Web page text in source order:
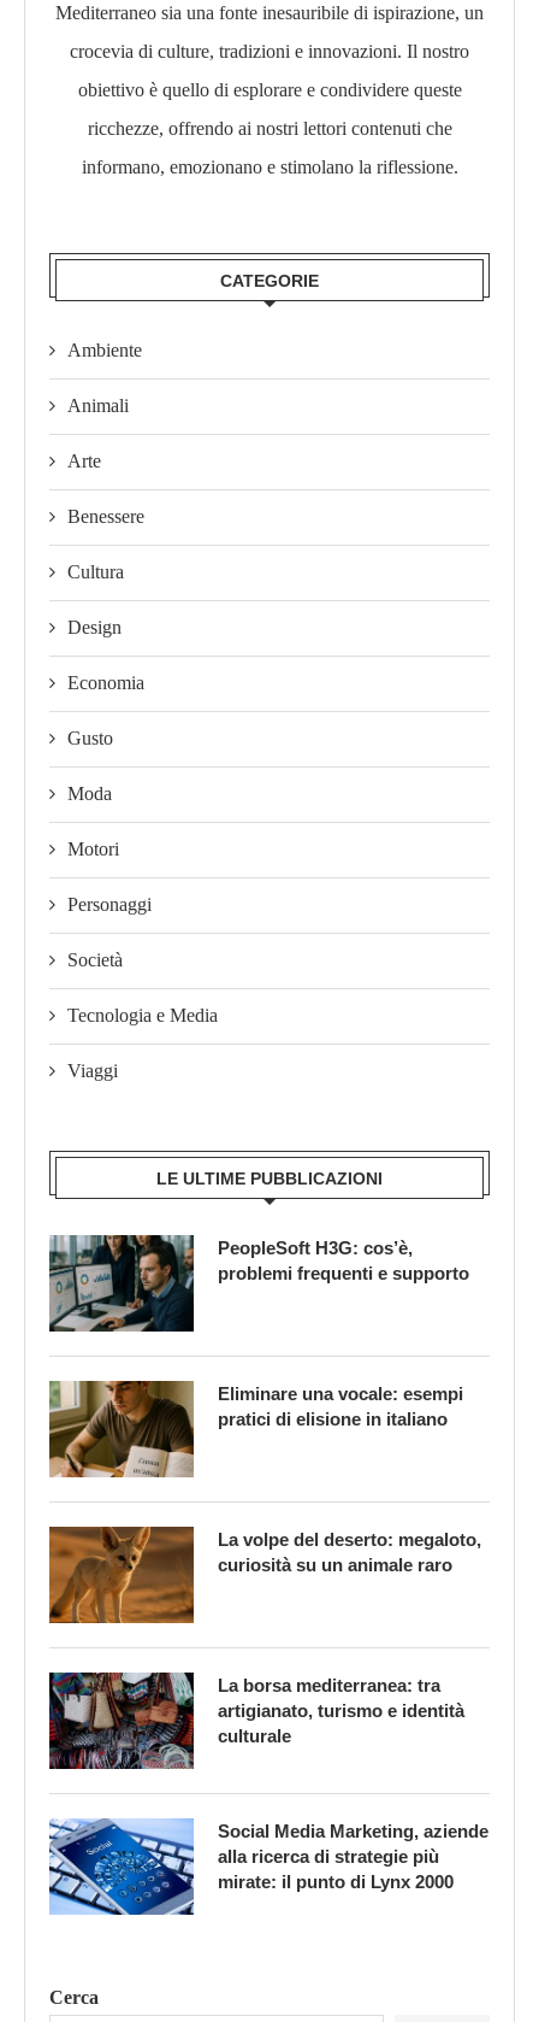
Mediterraneo sia una fonte inesauribile di ispirazione, un
crocevia di culture, tradizioni e innovazioni. Il nostro
obiettivo è quello di esplorare e condividere queste
ricchezze, offrendo ai nostri lettori contenuti che
informano, emozionano e stimolano la riflessione.​
CATEGORIE
Ambiente
Animali
Arte
Benessere
Cultura
Design
Economia
Gusto
Moda
Motori
Personaggi
Società
Tecnologia e Media
Viaggi
LE ULTIME PUBBLICAZIONI
PeopleSoft H3G: cos’è,
problemi frequenti e supporto
Eliminare una vocale: esempi
pratici di elisione in italiano
La volpe del deserto: megaloto,
curiosità su un animale raro
La borsa mediterranea: tra
artigianato, turismo e identità
culturale
Social Media Marketing, aziende
alla ricerca di strategie più
mirate: il punto di Lynx 2000
Cerca